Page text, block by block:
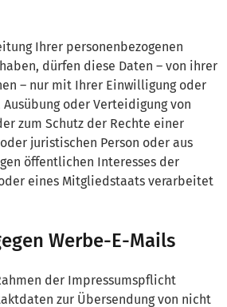
Ihrer personenbezogenen
dürfen diese Daten – von ihrer
– nur mit Ihrer Einwilligung oder
oder Verteidigung von
zum Schutz der Rechte einer
juristischen Person oder aus
öffentlichen Interesses der
eines Mitgliedstaats verarbeitet
Werbe-E-Mails
der Impressumspflicht
zur Übersendung von nicht